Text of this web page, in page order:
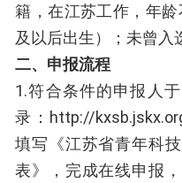
籍，在江苏工作，年
及以后出生）；未曾入
二、申报流程
1.符合条件的申报人
录：http://
填写《江苏省青年科
表》，完成在线申报